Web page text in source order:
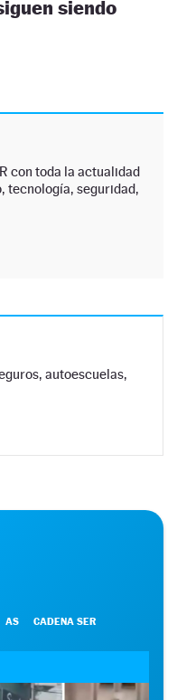
siendo
con toda la actualidad
tecnología, seguridad,
autoescuelas,
AS CADENA SER